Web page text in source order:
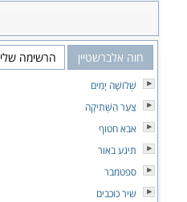
חוה אלברשטיין הרשימה שלי
שְׁלוֹשָׁה יָמִים
צַעַר הַשְּׁתִיקָה
אבא חטוף
תיגע באור
ספטמבר
שיר כוכבים